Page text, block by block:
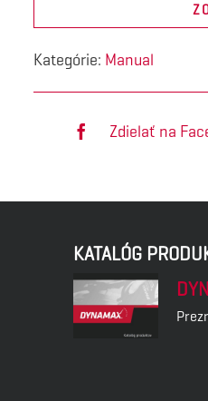
Kategórie: Manual
Zdielať na
KATALÓG